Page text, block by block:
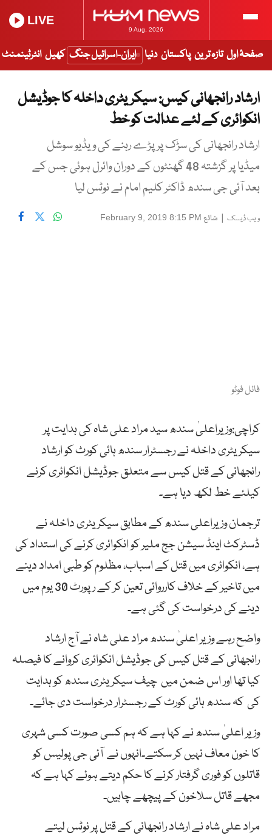
9 Aug, 2026
LIVE
صفحۂ اول تازہ ترین پاکستان دنیا ایران-اسرائیل جنگ کھیل انٹرٹینمنٹ
ارشاد رانجھانی کیس: سیکریٹری داخلہ کا جوڈیشل
انکوائری کے لئے عدالت کو خط
ارشاد رانجھانی کی سڑک پر پڑے رہنے کی ویڈیو سوشل
میڈیا پر گزشتہ 48 گھنٹوں کے دوران وائرل ہوئی جس کے
بعد آئی جی سندھ ڈاکٹر کلیم امام نے نوٹس لیا
ویب ڈیسک | شائع February 9, 2019 8:15 PM
فائل فوٹو
کراچی:وزیراعلیٰ سندھ سید مراد علی شاہ کی ہدایت پر
سیکریٹری داخلہ نے رجسٹرار سندھ ہائی کورٹ کو ارشاد
رانجھانی کے قتل کیس سے متعلق جوڈیشل انکوائری کرنے
کیلئے خط لکھ دیا ہے۔
ترجمان وزیراعلی سندھ کے مطابق سیکریٹری داخلہ نے
ڈسٹرکٹ اینڈ سیشن جج ملیر کو انکوائری کرنے کی استداد کی
ہے، انکوائری میں قتل کے اسباب، مظلوم کو طبی امداد دینے
میں تاخیر کے خلاف کارروائی تعین کر کے رپورٹ 30 یوم میں
دینے کی درخواست کی گئی ہے۔
واضح رہے وزیر اعلیٰ سندھ مراد علی شاہ نے آج ارشاد
رانجھانی کے قتل کیس کی جوڈیشل انکوائری کروانے کا فیصلہ
کیا تھا اور اس ضمن میں چیف سیکریٹری سندھ کو ہدایت
کی کہ سندھ ہائی کورٹ کے رجسٹرار درخواست دی جائے۔
وزیر اعلیٰ سندھ نے کہا ہے کہ ہم کسی صورت کسی شہری
کا خون معاف نہیں کر سکتے۔انہوں نے آئی جی پولیس کو
قاتلوں کو فوری گرفتار کرنے کا حکم دیتے ہوئے کہا ہے کہ
مجھے قاتل سلاخون کے پیچھے چاہیں۔
مراد علی شاہ نے ارشاد رانجھانی کے قتل پر نوٹس لیتے